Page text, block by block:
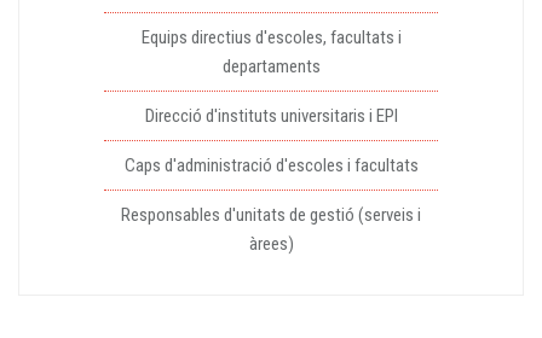
Equips directius d'escoles, facultats i
departaments
Direcció d'instituts universitaris i EPI
Caps d'administració d'escoles i facultats
Responsables d'unitats de gestió (serveis i
àrees)